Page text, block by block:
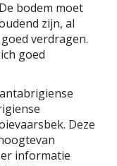
bodem moet
zijn, al
verdragen.
goed
Deze
informatie